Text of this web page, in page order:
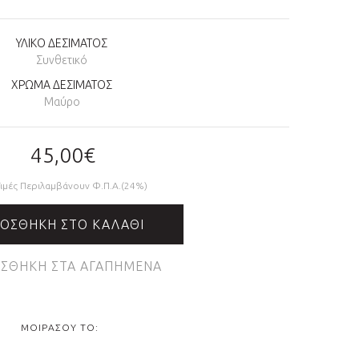
ΥΛΙΚΟ ΔΕΣΙΜΑΤΟΣ
Συνθετικό
ΧΡΩΜΑ ΔΕΣΙΜΑΤΟΣ
Μαύρο
45,00€
Περιλαμβάνουν Φ.Π.Α.(24%)
ΣΤΟ ΚΑΛΆΘΙ
ΣΤΑ ΑΓΑΠΗΜΈΝΑ
ΜΟΙΡΆΣΟΥ ΤΟ: